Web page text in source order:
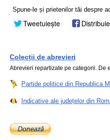
Spune-le și prietenilor tăi despre
Tweetuiește
Colecții de abrevieri
Abrevieri repartizate pe categorii. De
Partide politice din Republica
Indicative ale județelor din